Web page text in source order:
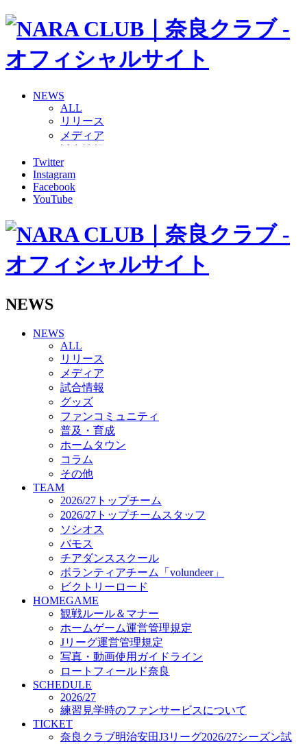
NEWS
ALL
リリース
メディア
グッズ
ファンコミュニティ
普及・育成
ホームタウン
その他
2026/27トップチーム
2026/27トップチームスタッフ
ボランティアチーム「volundeer」
ビクトリーロード
HOMEGAME
観戦ルール＆マナー
ホームゲーム運営管理規定
Jリーグ運営管理規定
写真・動画使用ガイドライン
ロートフィールド奈良
SCHEDULE
2026/27
練習見学時のファンサービスについて
TICKET
奈良クラブ明治安田J3リーグ2026/27シーズン試
合観戦チケット
奈良クラブ明治安田Ｊ3リーグ 2026/27シーズン
「鹿パス」
観戦ルール＆マナー
FANCOMMUNITY
2026/27ファンコミュニティ
サポートショップ
GOODS
オフィシャルストア（実店舗）
オンラインストア
ACADEMY
アカデミーについて
プロジェクト
コーチ&スタッフ
ジュニア
ジュニアユース
ユース
Twitter
Instagram
Facebook
YouTube
NEWS
NEWS
ALL
リリース
メディア
試合情報
グッズ
ファンコミュニティ
普及・育成
ホームタウン
コラム
その他
TEAM
2026/27トップチーム
2026/27トップチームスタッフ
ソシオス
バモス
チアダンススクール
ボランティアチーム「volundeer」
ビクトリーロード
HOMEGAME
観戦ルール＆マナー
ホームゲーム運営管理規定
Jリーグ運営管理規定
写真・動画使用ガイドライン
ロートフィールド奈良
SCHEDULE
2026/27
練習見学時のファンサービスについて
TICKET
奈良クラブ明治安田J3リーグ2026/27シーズン試